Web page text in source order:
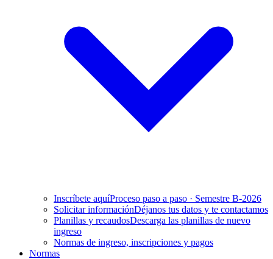
Inscríbete aquíProceso paso a paso · Semestre B-2026
Solicitar informaciónDéjanos tus datos y te contactamos
Planillas y recaudosDescarga las planillas de nuevo
ingreso
Normas de ingreso, inscripciones y pagos
Normas